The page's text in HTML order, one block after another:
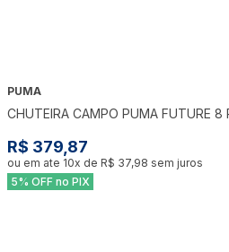
PUMA
CHUTEIRA CAMPO PUMA FUTURE 8
R$ 379,87
ou em ate 10x de R$ 37,98 sem juros
5% OFF no PIX